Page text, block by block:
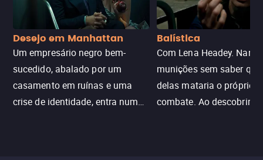
Desejo em Manhattan
Um empresário negro bem-
sucedido, abalado por um
casamento em ruínas e uma
crise de identidade, entra num
Balística
Com Lena Headey.
munições sem saber
delas mataria o próprio
combate. Ao descobrir a